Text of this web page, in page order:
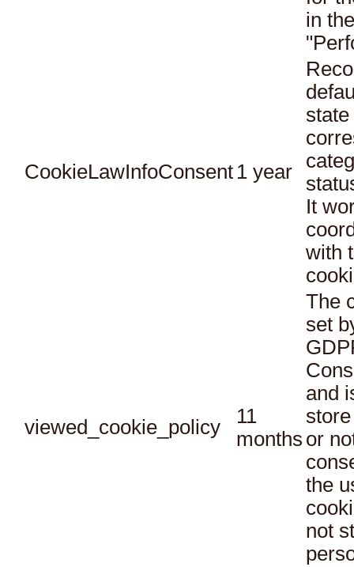
in
CookieLawInfoConsent 1 year
It
with
viewed_cookie_policy
11
months
The
set
and
or
the
not